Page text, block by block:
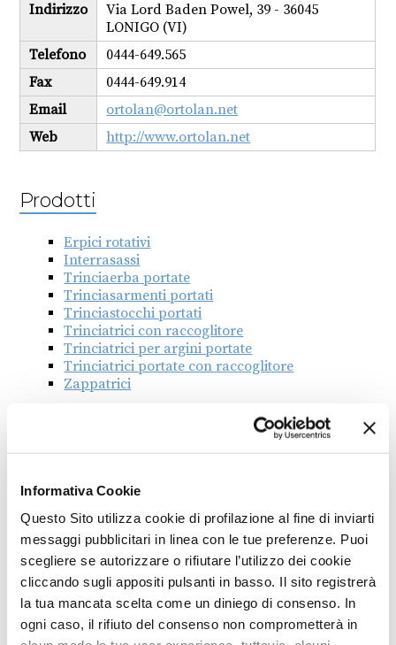
Informativa Cookie
Questo Sito utilizza cookie di profilazione al fine di inviarti
messaggi pubblicitari in linea con le tue preferenze. Puoi
scegliere se autorizzare o rifiutare l’utilizzo dei cookie
cliccando sugli appositi pulsanti in basso. Il sito registrerà
la tua mancata scelta come un diniego di consenso. In
ogni caso, il rifiuto del consenso non comprometterà in
Indirizzo
Via Lord Baden Powel, 39 - 36045
LONIGO (VI)
Telefono
0444-649.565
Fax
0444-649.914
Email
ortolan@ortolan.net
Web
http://www.ortolan.net
Prodotti
Erpici rotativi
Interrasassi
Trinciaerba portate
Trinciasarmenti portati
Trinciastocchi portati
Trinciatrici con raccoglitore
Trinciatrici per argini portate
Trinciatrici portate con raccoglitore
Zappatrici
COMAGARDEN